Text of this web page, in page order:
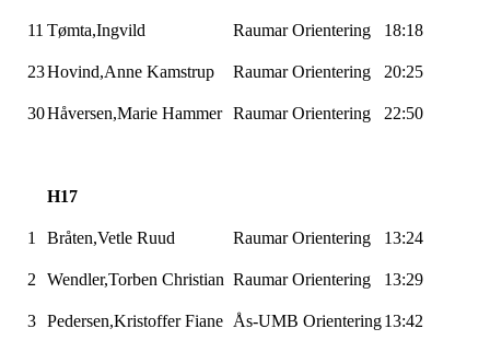
11 Tømta,Ingvild RaumarOrientering 18:18
23Hovind,Anne Kamstrup RaumarOrientering 20:25
30Håversen,Marie Hammer RaumarOrientering 22:50
H17
1 Bråten,Vetle Ruud RaumarOrientering 13:24
2 Wendler,Torben Christian RaumarOrientering 13:29
3 Pedersen,KristofferFiane Ås-UMB Orientering13:42